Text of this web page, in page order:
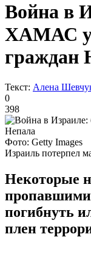
Война в
ХАМАС
граждан
Текст: Алена
0
398
Фото: Getty Images
Израиль потерпел
Некоторые
пропавшими
погибнуть
плен